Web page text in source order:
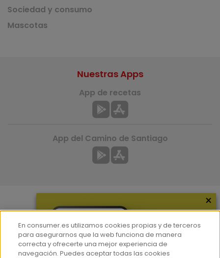
Sociedad y consumo
Mascotas
Más información
¿Quiénes somos?
Hemeroteca
Nuestras Apps
App de recetas
App del Camino de Santiago
×
En consumer.es utilizamos cookies propias y de terceros
para asegurarnos que la web funciona de manera
correcta y ofrecerte una mejor experiencia de
navegación. Puedes aceptar todas las cookies